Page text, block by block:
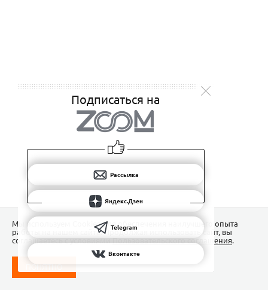
Подписаться на
Рассылка
Яндекс.Дзен
Telegram
Вконтакте
Мы используем Сookies для обеспечения наилучшего опыта
работы на нашем сайте. Продолжая использовать сайт, вы
соглашаетесь с условиямиПользовательского соглашения.
ПОНЯТНО